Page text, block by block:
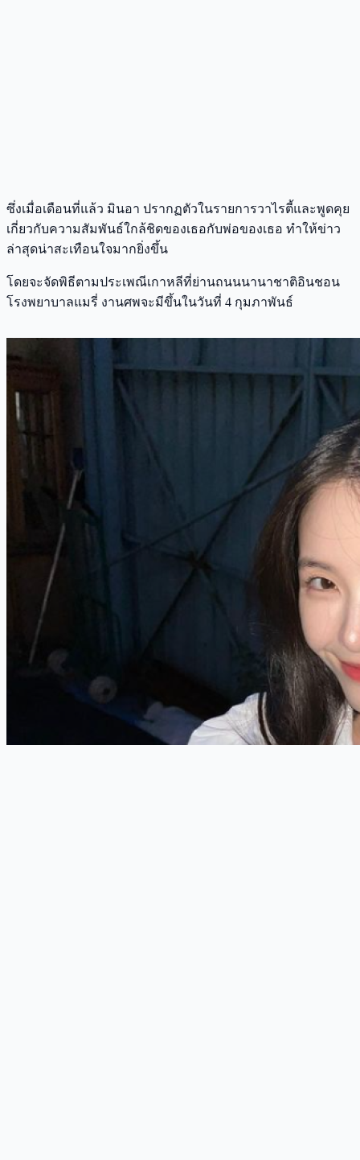
ซึ่งเมื่อเดือนที่แล้ว มินอา ปรากฏตัวในรายการวาไรตี้และพูดคุย
เกี่ยวกับความสัมพันธ์ใกล้ชิดของเธอกับพ่อของเธอ ทำให้ข่าว
ล่าสุดน่าสะเทือนใจมากยิ่งขึ้น
โดยจะจัดพิธีตามประเพณีเกาหลีที่ย่านถนนนานาชาติอินชอน
โรงพยาบาลแมรี่ งานศพจะมีขึ้นในวันที่ 4 กุมภาพันธ์